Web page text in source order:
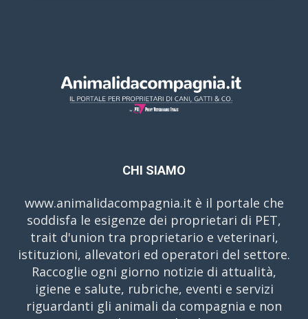
CHI SIAMO
www.animalidacompagnia.it è il portale che
soddisfa le esigenze dei proprietari di PET,
trait d'union tra proprietario e veterinari,
istituzioni, allevatori ed operatori del settore.
Raccoglie ogni giorno notizie di attualità,
igiene e salute, rubriche, eventi e servizi
riguardanti gli animali da compagnia e non